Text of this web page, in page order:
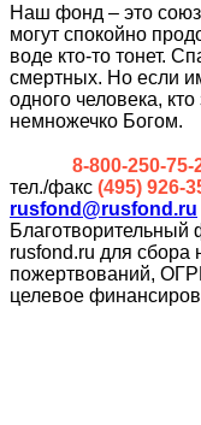
Наш фонд – это
могут спокойно
воде кто-то тонет.
смертных. Но если
одного человека,
немножечко Богом.
8-800-250-75-
тел./факс (495) 926-
rusfond@rusfond.ru
rusfond.ru для сбора
пожертвований,
целевое